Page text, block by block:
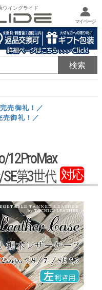
ウイングライド
マイページ
売御礼！／
御礼！／
12ProMax
第3世代 対応